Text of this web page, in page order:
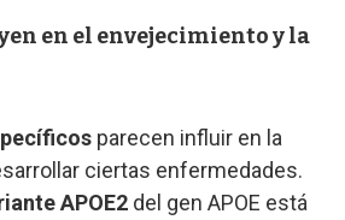
en el envejecimiento y la
parecen influir en la
ciertas enfermedades.
APOE2 del gen APOE está